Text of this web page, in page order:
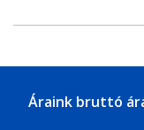
Áraink bruttó